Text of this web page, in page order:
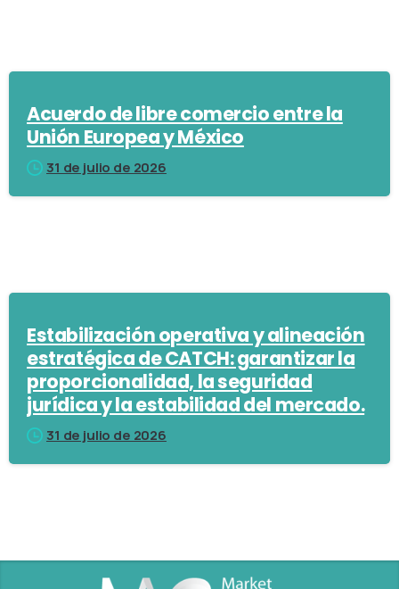
Acuerdo de libre comercio entre la
Unión Europea y México
31 de julio de 2026
Estabilización operativa y alineación
estratégica de CATCH: garantizar la
proporcionalidad, la seguridad
jurídica y la estabilidad del mercado.
31 de julio de 2026